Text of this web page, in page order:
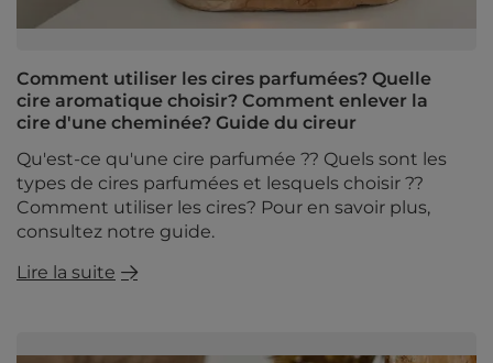
Comment utiliser les cires parfumées? Quelle
cire aromatique choisir? Comment enlever la
cire d'une cheminée? Guide du cireur
Qu'est-ce qu'une cire parfumée ?? Quels sont les
types de cires parfumées et lesquels choisir ??
Comment utiliser les cires? Pour en savoir plus,
consultez notre guide.
Lire la suite